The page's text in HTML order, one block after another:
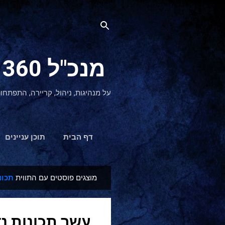
מנכ"ל 360 CEO - מנהיגות והתפתחות אישית
על מנהיגות, ניהול, קריירה,
דף הבית תוכן עניינים
ש
מוצגים פוסטים עם התווית